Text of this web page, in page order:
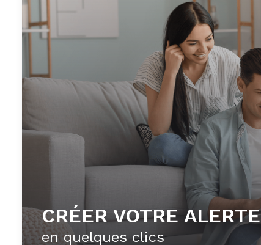
CRÉER VOTRE ALERTE
en quelques clics